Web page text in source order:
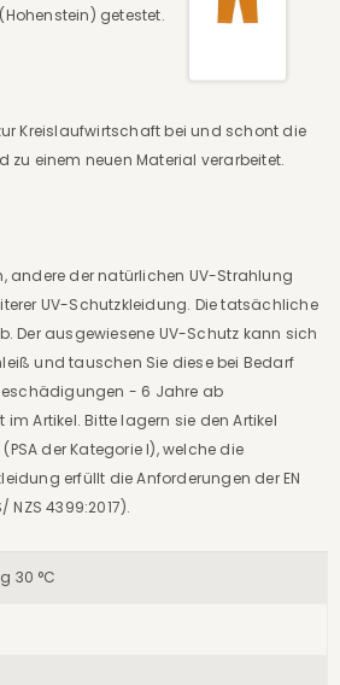
getestet.
Kreislaufwirtschaft bei und schont die
zu einem neuen Material verarbeitet.
andere der natürlichen UV-Strahlung
UV-Schutzkleidung. Die tatsächliche
Der ausgewiesene UV-Schutz kann sich
und tauschen Sie diese bei Bedarf
- 6 Jahre ab
Artikel. Bitte lagern sie den Artikel
der Kategorie I), welche die
erfüllt die Anforderungen der EN
4399:2017).
30 °C